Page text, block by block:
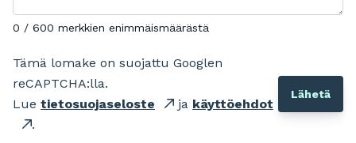
0 / 600 merkkien enimmäismäärästä
Tämä lomake on suojattu Googlen
reCAPTCHA:lla.
Lue tietosuojaseloste ja käyttöehdot
.